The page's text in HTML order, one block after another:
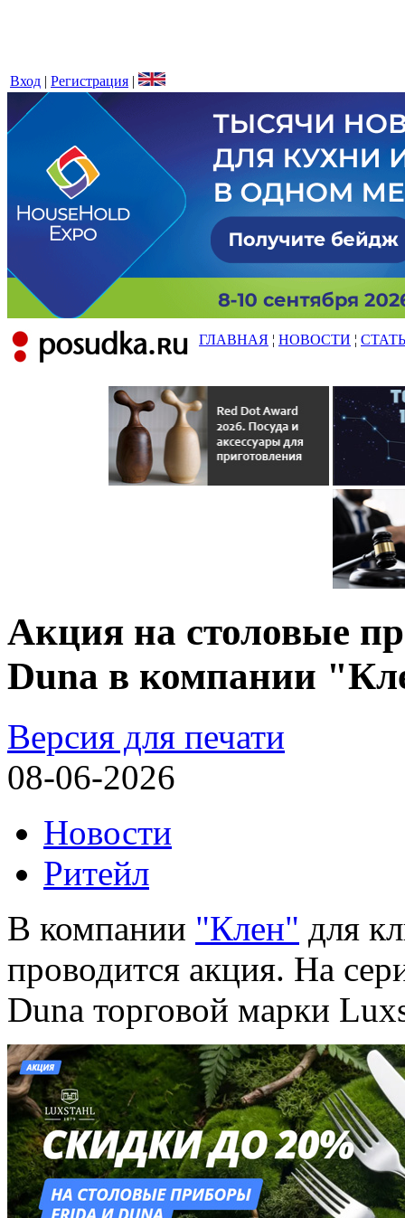
Вход | Регистрация |
ГЛАВНАЯ ¦ НОВОСТИ ¦
Акция на столовые
Duna в компании
Версия для печати
08-06-2026
Новости
Ритейл
В компании "Клен" для
проводится акция. На
Duna торговой марки